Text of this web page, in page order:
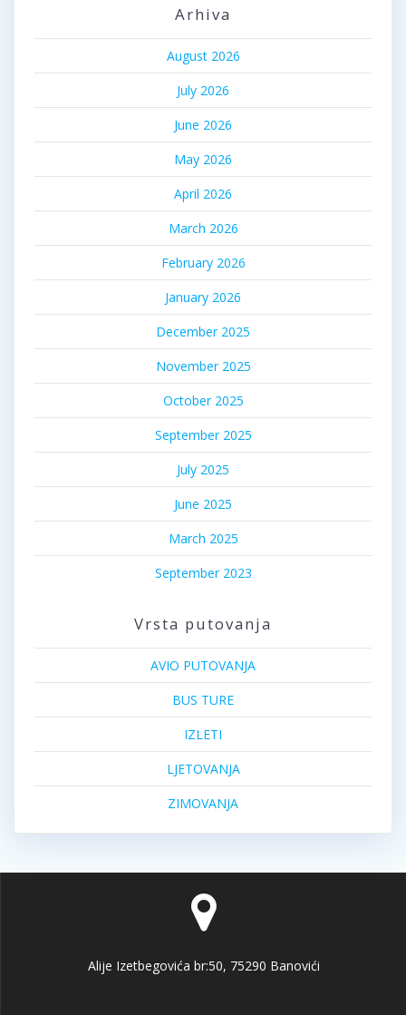
Arhiva
August 2026
July 2026
June 2026
May 2026
April 2026
March 2026
February 2026
January 2026
December 2025
November 2025
October 2025
September 2025
July 2025
June 2025
March 2025
September 2023
Vrsta putovanja
AVIO PUTOVANJA
BUS TURE
IZLETI
LJETOVANJA
ZIMOVANJA
Alije Izetbegovića br:50, 75290 Banovići